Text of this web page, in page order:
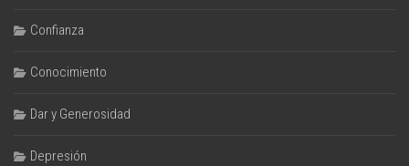
Confianza
Conocimiento
Dar y Generosidad
Depresión